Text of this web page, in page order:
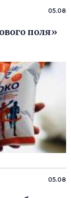
05.08
поля»
05.08